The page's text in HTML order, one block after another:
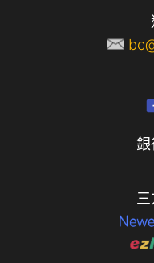
銀